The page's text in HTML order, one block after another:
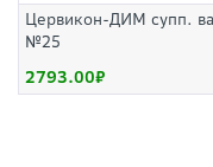
Цервикон-ДИМ супп.
№25
2793.00